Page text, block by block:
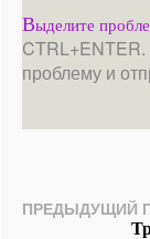
Выделите
проблему и
ПРЕДЫДУЩИЙ